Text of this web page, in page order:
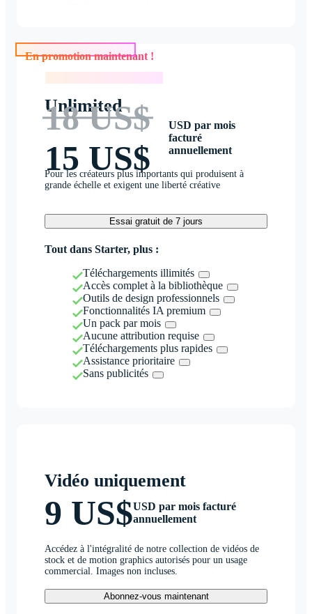
En promotion maintenant !
Unlimited
18 US$
15 US$
USD par mois
facturé
annuellement
Pour les créateurs plus importants qui produisent à
grande échelle et exigent une liberté créative
Essai gratuit de 7 jours
Tout dans Starter, plus :
Téléchargements illimités
Accès complet à la bibliothèque
Outils de design professionnels
Fonctionnalités IA premium
Un pack par mois
Aucune attribution requise
Téléchargements plus rapides
Assistance prioritaire
Sans publicités
Vidéo uniquement
9 US$USD par mois facturé
annuellement
Accédez à l'intégralité de notre collection de vidéos de
stock et de motion graphics autorisés pour un usage
commercial. Images non incluses.
Abonnez-vous maintenant